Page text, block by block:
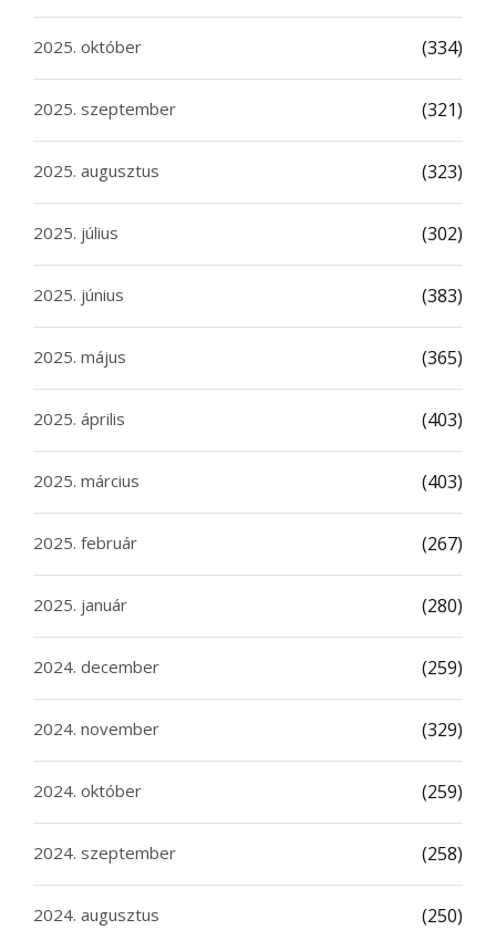
2025. október (334)
2025. szeptember (321)
2025. augusztus (323)
2025. július (302)
2025. június (383)
2025. május (365)
2025. április (403)
2025. március (403)
2025. február (267)
2025. január (280)
2024. december (259)
2024. november (329)
2024. október (259)
2024. szeptember (258)
2024. augusztus (250)